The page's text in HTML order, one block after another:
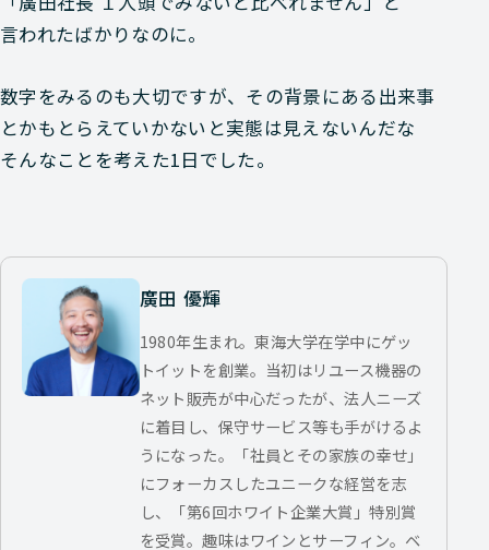
言われたばかりなのに。
数字をみるのも大切ですが、その背景にある出来事
とかもとらえていかないと実態は見えないんだな
そんなことを考えた1日でした。
廣田 優輝
1980年生まれ。東海大学在学中にゲッ
トイットを創業。当初はリユース機器の
ネット販売が中心だったが、法人ニーズ
に着目し、保守サービス等も手がけるよ
うになった。「社員とその家族の幸せ」
にフォーカスしたユニークな経営を志
し、「第6回ホワイト企業大賞」特別賞
を受賞。趣味はワインとサーフィン。ベ